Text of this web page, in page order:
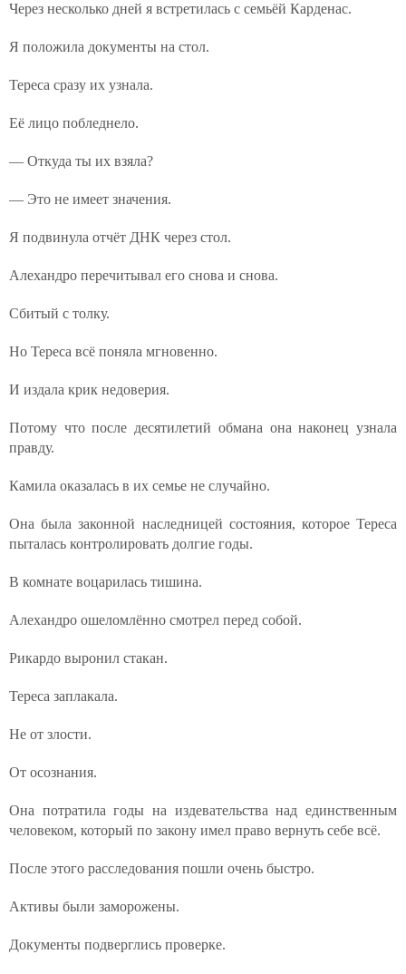
Через несколько дней я встретилась с семьёй Карденас.
Я положила документы на стол.
Тереса сразу их узнала.
Её лицо побледнело.
— Откуда ты их взяла?
— Это не имеет значения.
Я подвинула отчёт ДНК через стол.
Алехандро перечитывал его снова и снова.
Сбитый с толку.
Но Тереса всё поняла мгновенно.
И издала крик недоверия.
Потому что после десятилетий обмана она наконец узнала
правду.
Камила оказалась в их семье не случайно.
Она была законной наследницей состояния, которое Тереса
пыталась контролировать долгие годы.
В комнате воцарилась тишина.
Алехандро ошеломлённо смотрел перед собой.
Рикардо выронил стакан.
Тереса заплакала.
Не от злости.
От осознания.
Она потратила годы на издевательства над единственным
человеком, который по закону имел право вернуть себе всё.
После этого расследования пошли очень быстро.
Активы были заморожены.
Документы подверглись проверке.